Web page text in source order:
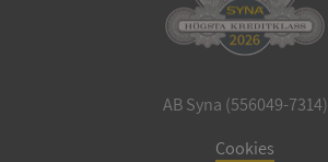
AB Syna (556049-7314)
Cookies